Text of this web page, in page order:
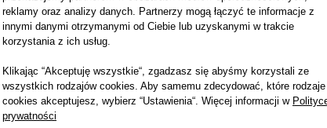
reklamy oraz analizy danych. Partnerzy mogą łączyć te informacje z
innymi danymi otrzymanymi od Ciebie lub uzyskanymi w trakcie
korzystania z ich usług.
Klikając “Akceptuję wszystkie“, zgadzasz się abyśmy korzystali ze
wszystkich rodzajów cookies. Aby samemu zdecydować, które rodzaje
cookies akceptujesz, wybierz “Ustawienia“. Więcej informacji w
prywatności